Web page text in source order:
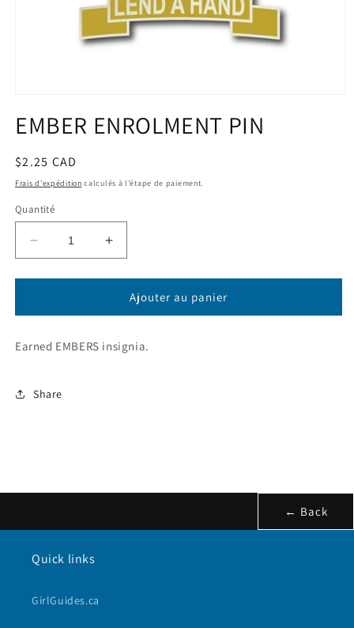
média
1
une
fenêtre
modale
EMBER ENROLMENT PIN
Prix
habituel
$2.25 CAD
Frais d'expédition calculés à l'étape de paiement.
Quantité
Réduire
la
quantité
EMBER
PIN
Augmenter
la
quantité
EMBER
PIN
Ajouter au panier
Earned EMBERS insignia.
Share
← Back
Quick links
GirlGuides.ca